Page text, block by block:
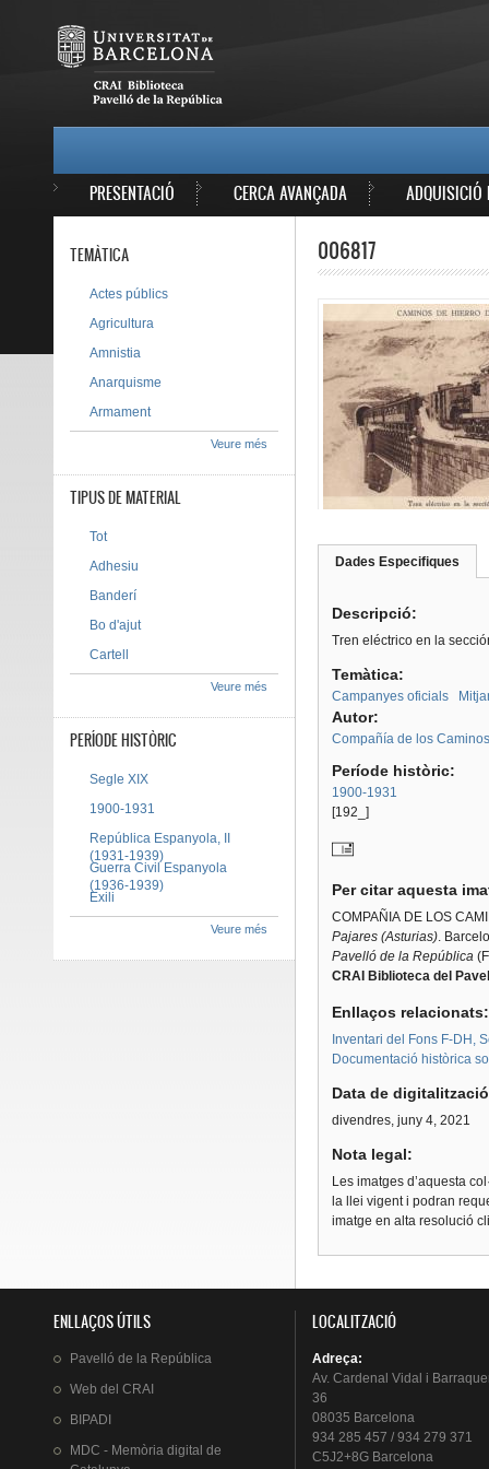
PRESENTACIÓ CERCA AVANÇADA ADQUISICIÓ
006817
Dades Especifiques
Descripció:
Tren eléctrico en la
Temàtica:
Campanyes oficials
Autor:
Compañía de los
Període històric:
1900-1931
[192_]
Per citar aquesta
COMPAÑIA DE LOS
Pajares (Asturias).
Pavelló de la República
CRAI Biblioteca del
Enllaços
Inventari del Fons F-DH,
Documentació històrica
Data de
divendres, juny 4, 2021
Nota legal:
Les imatges d’aquesta
la llei vigent i podran
imatge en alta resolució
TEMÀTICA
Actes públics
Agricultura
Amnistia
Anarquisme
Armament
Veure més
TIPUS DE MATERIAL
Tot
Adhesiu
Banderí
Bo d'ajut
Cartell
Veure més
PERÍODE HISTÒRIC
Segle XIX
1900-1931
República Espanyola, II
(1931-1939)
Guerra Civil Espanyola
(1936-1939)
Exili
Veure més
ENLLAÇOS ÚTILS
Pavelló de la República
Web del CRAI
BIPADI
MDC - Memòria digital de
LOCALITZACIÓ
Adreça:
Av. Cardenal Vidal i
36
08035 Barcelona
934 285 457 / 934 279 371
C5J2+8G Barcelona